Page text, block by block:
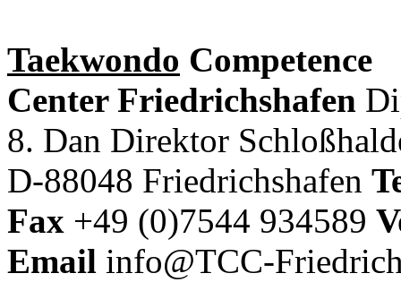
Taekwondo Competence
Center Friedrichshafen
8. Dan Direktor
D-88048 Friedrichshafen
Fax +49 (0)7544 934589
Email info@TCC-